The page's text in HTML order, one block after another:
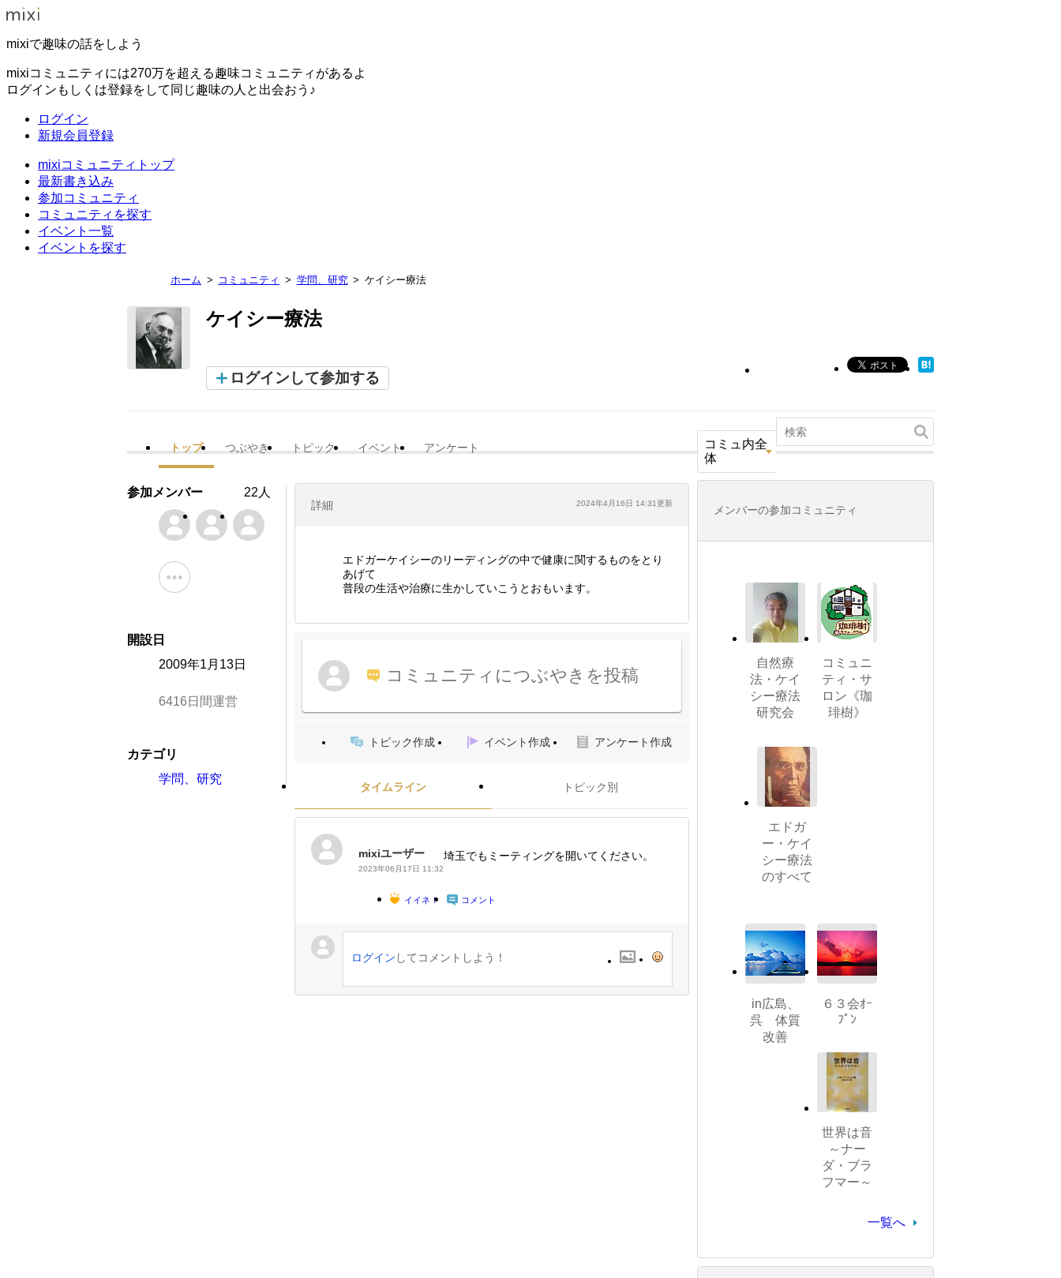
mixiで趣味の話をしよう
mixiコミュニティには270万を超える趣味コミュニティがあるよ
ログインもしくは登録をして同じ趣味の人と出会おう♪
ログイン
新規会員登録
mixiコミュニティトップ
最新書き込み
参加コミュニティ
コミュニティを探す
イベント一覧
イベントを探す
ホーム コミュニティ 学問、研究 ケイシー療法
ケイシー療法
ログインして参加する
トップ つぶやき トピック イベント アンケート
コミュ内全
体
詳細 2024年4月16日 14:31更新
エドガーケイシーのリーディングの中で健康に関するものをとり
あげて
普段の生活や治療に生かしていこうとおもいます。
コミュニティにつぶやきを投稿
トピック作成 イベント作成 アンケート作成
タイムライン トピック別
mixiユーザー
2023年06月17日 11:32
埼玉でもミーティングを開いてください。
イイネ！ コメント
ログイン してコメントしよう！
参加メンバー 22人
開設日
2009年1月13日
6416日間運営
カテゴリ
学問、研究
メンバーの参加コミュニティ
自然療
法・ケイ
シー療法
研究会
コミュニ
ティ・サ
ロン《珈
琲樹》
エドガ
ー・ケイ
シー療法
のすべて
in広島、
呉 体質
改善
６３会ｵｰ
ﾌﾟﾝ
世界は音
～ナー
ダ・ブラ
フマー～
一覧へ